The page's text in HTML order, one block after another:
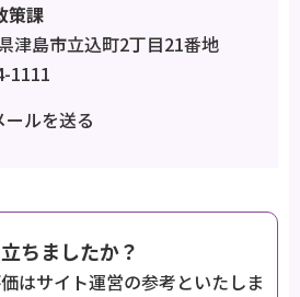
策課
津島市立込町2丁目21番地
1111
ルを送る
ちましたか？
はサイト運営の参考といたしま